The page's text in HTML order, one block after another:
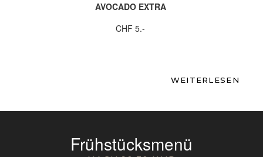
AVOCADO EXTRA
CHF 5.-
Alle unsere Gerichte können auf Anfrage glutenfrei,
WEITERLESEN
Frühstücksmenü